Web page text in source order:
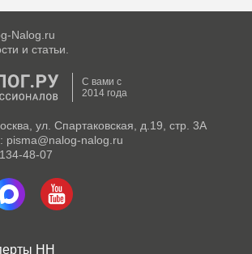
Nalog.ru
и статьи.
С вами с
2014 года
ул. Спартаковская, д.19, стр. 3А
pisma@nalog-nalog.ru
48-07
НН